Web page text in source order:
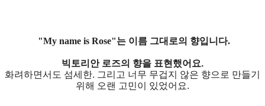
"My name is Rose"는 이름 그대로의 향입니다.
빅토리안 로즈의 향을 표현했어요.
화려하면서도 섬세한. 그리고 너무 무겁지 않은 향으로 만들기
위해 오랜 고민이 있었어요.